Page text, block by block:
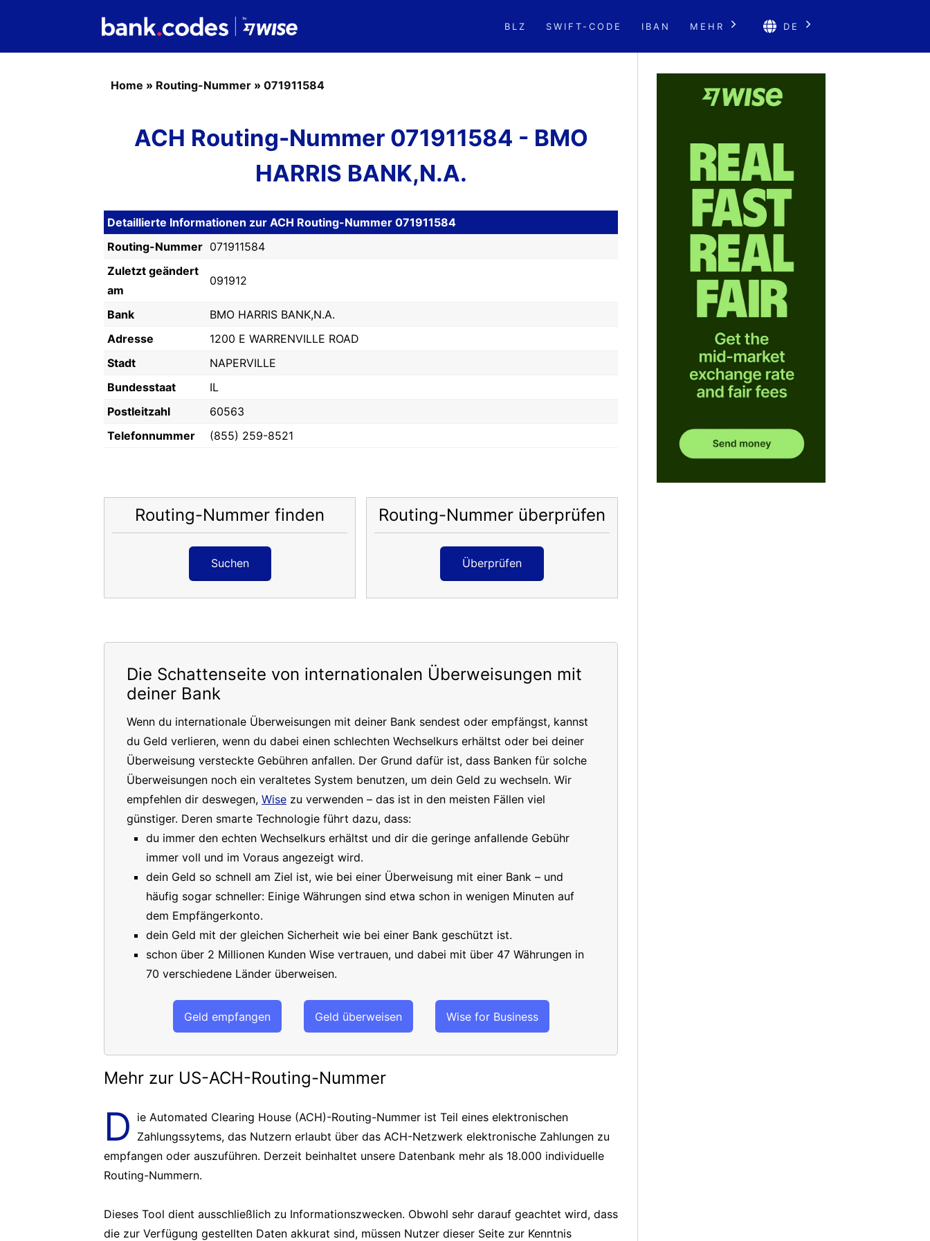
BLZ SWIFT-CODE IBAN MEHR DE
Home » Routing-Nummer » 071911584
ACH Routing-Nummer 071911584 - BMO
HARRIS BANK,N.A.
Detaillierte Informationen zur ACH Routing-Nummer 071911584
Routing-Nummer 071911584
Zuletzt geändert
am
091912
Bank
BMO HARRIS BANK,N.A.
Adresse
1200 E WARRENVILLE ROAD
Stadt
NAPERVILLE
Bundesstaat
IL
Postleitzahl
60563
Telefonnummer
(855) 259-8521
Routing-Nummer finden
Suchen
Routing-Nummer überprüfen
Überprüfen
Die Schattenseite von internationalen Überweisungen mit
deiner Bank
Wenn du internationale Überweisungen mit deiner Bank sendest oder empfängst, kannst
du Geld verlieren, wenn du dabei einen schlechten Wechselkurs erhältst oder bei deiner
Überweisung versteckte Gebühren anfallen. Der Grund dafür ist, dass Banken für solche
Überweisungen noch ein veraltetes System benutzen, um dein Geld zu wechseln. Wir
empfehlen dir deswegen, Wise zu verwenden – das ist in den meisten Fällen viel
günstiger. Deren smarte Technologie führt dazu, dass:
du immer den echten Wechselkurs erhältst und dir die geringe anfallende Gebühr
immer voll und im Voraus angezeigt wird.
dein Geld so schnell am Ziel ist, wie bei einer Überweisung mit einer Bank – und
häufig sogar schneller: Einige Währungen sind etwa schon in wenigen Minuten auf
dem Empfängerkonto.
dein Geld mit der gleichen Sicherheit wie bei einer Bank geschützt ist.
schon über 2 Millionen Kunden Wise vertrauen, und dabei mit über 47 Währungen in
70 verschiedene Länder überweisen.
Geld empfangen Geld überweisen Wise for Business
Mehr zur US-ACH-Routing-Nummer
D ie Automated Clearing House (ACH)-Routing-Nummer ist Teil eines elektronischen
Zahlungssytems, das Nutzern erlaubt über das ACH-Netzwerk elektronische Zahlungen zu
empfangen oder auszuführen. Derzeit beinhaltet unsere Datenbank mehr als 18.000 individuelle
Routing-Nummern.
Dieses Tool dient ausschließlich zu Informationszwecken. Obwohl sehr darauf geachtet wird, dass
die zur Verfügung gestellten Daten akkurat sind, müssen Nutzer dieser Seite zur Kenntnis